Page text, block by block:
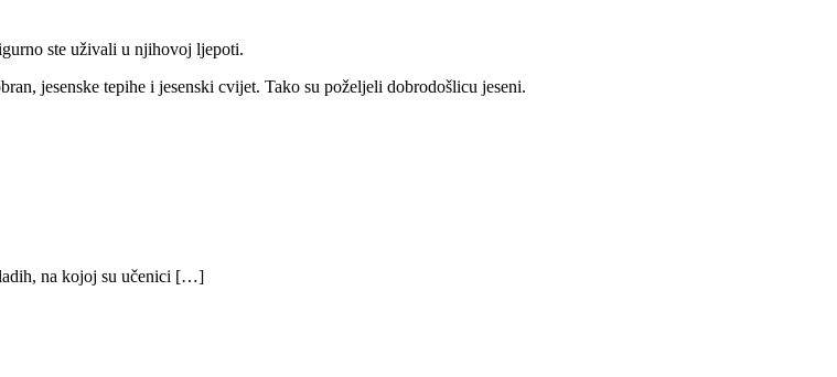
ste uživali u njihovoj ljepoti.
jesenske tepihe i jesenski cvijet. Tako su poželjeli dobrodošlicu jeseni.
na kojoj su učenici […]